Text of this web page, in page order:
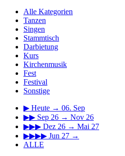
Alle Kategorien
Tanzen
Singen
Stammtisch
Darbietung
Kurs
Kirchenmusik
Fest
Festival
Sonstige
▶ Heute → 06. Sep
▶▶ Sep 26 → Nov 26
▶▶▶ Dez 26 → Mai 27
▶▶▶▶ Jun 27 →
ALLE